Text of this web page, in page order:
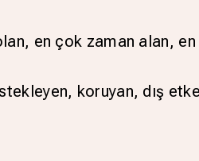
en çok zaman alan, en
koruyan, dış